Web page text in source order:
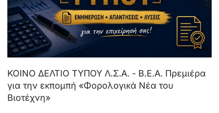
ΚΟΙΝΟ ΔΕΛΤΙΟ ΤΥΠΟΥ Λ.Σ.Α. - Β.Ε.Α. Πρεμιέρα
για την εκπομπή «Φορολογικά Νέα του
Βιοτέχνη»